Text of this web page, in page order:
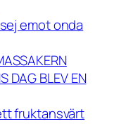
emot onda
DAG BLEV EN
fruktansvärt